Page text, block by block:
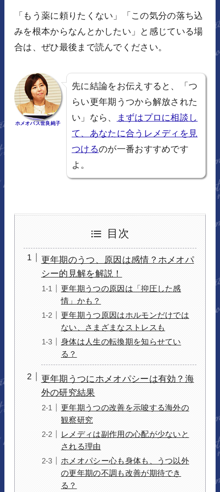
「もう薬に頼りたくない」「この気分の落ち込
みを根本からなんとかしたい」と感じている場
合は、ぜひ最後まで読んでください。
ホメオパス世良純子
先に結論をお伝えすると、「つ
らい更年期うつから解放された
い」なら、
まずはプロに相談し
て、あなたに合うレメディを見
つけるのが一番おすすめです
よ。
目次
更年期のうつ、原因は感情？ホメオパ
シー的見解を解説！
更年期うつの原因は「抑圧した感
情」かも？
更年期うつ原因はホルモンだけでは
ない、さまざまなストレスも
身体は人生の転換期を知らせてい
る？
更年期うつにホメオパシーは有効？海
外の研究結果
更年期うつの改善を示唆する海外の
観察研究
レメディは副作用の心配が少ないと
される理由
ホメオパシー心も身体も、うつ以外
の更年期の不調も改善が期待でき
る？